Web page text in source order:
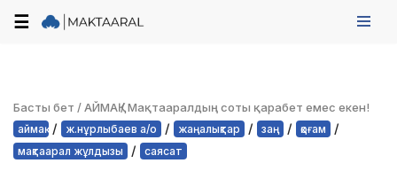
☰
Басты бет /АЙМАҚ/Мақтааралдың соты қарабет емес екен!
аймақ / ж.нұрлыбаев а/о / жаңалықтар / заң / қоғам /
мақтаарал жұлдызы / саясат